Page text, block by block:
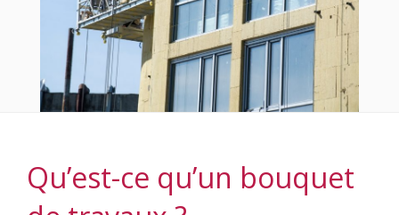
Qu’est-ce qu’un bouquet